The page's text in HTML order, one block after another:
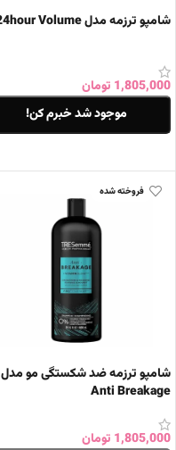
شامپو ترزمه مدل 24hour Volume
1,805,000 تومان
موجود شد خبرم کن!
فروخته شده
شامپو ترزمه ضد شکستگی مو مدل
Anti Breakage
1,805,000 تومان